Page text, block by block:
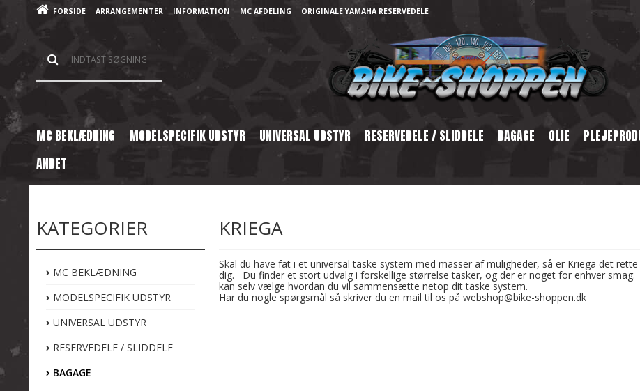
FORSIDE ARRANGEMENTER INFORMATION MC AFDELING ORIGINALE YAMAHA RESERVEDELE
MC BEKLÆDNING MODELSPECIFIK UDSTYR UNIVERSAL UDSTYR RESERVEDELE / SLIDDELE BAGAGE OLIE
ANDET
KATEGORIER
MC BEKLÆDNING
MODELSPECIFIK UDSTYR
UNIVERSAL UDSTYR
RESERVEDELE / SLIDDELE
BAGAGE
KRIEGA
Skal du have fat i et universal taske system med masser af muligheder, så er Kriega det
dig. Du finder et stort udvalg i forskellige størrelse tasker, og der er noget for enhver smag.
kan selv vælge hvordan du vil sammensætte netop dit taske system.
Har du nogle spørgsmål så skriver du en mail til os på webshop@bike-shoppen.dk